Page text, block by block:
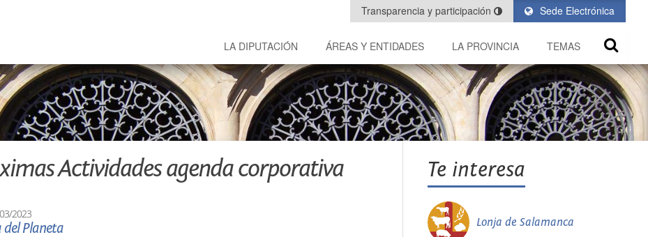
Sede Electrónica
Transparencia y participación
LA DIPUTACIÓN ÁREAS Y ENTIDADES LA PROVINCIA TEMAS
Actividades agenda corporativa
2023
del Planeta
Te interesa
Lonja de Salamanca